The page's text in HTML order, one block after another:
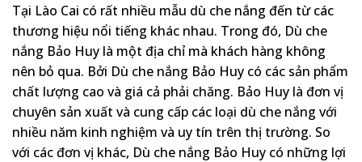
Tại Lào Cai có rất nhiều mẫu dù che nắng đến từ các
thương hiệu nổi tiếng khác nhau. Trong đó, Dù che
nắng Bảo Huy là một địa chỉ mà khách hàng không
nên bỏ qua. Bởi Dù che nắng Bảo Huy có các sản phẩm
chất lượng cao và giá cả phải chăng. Bảo Huy là đơn vị
chuyên sản xuất và cung cấp các loại dù che nắng với
nhiều năm kinh nghiệm và uy tín trên thị trường. So
với các đơn vị khác, Dù che nắng Bảo Huy có những lợi